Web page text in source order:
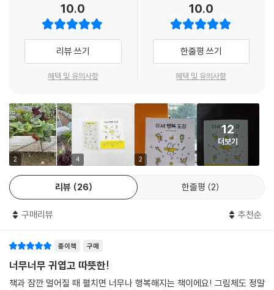
읽다 보면 자연스럽게 알게 됩니다. 행복은 대단한 결심 끝에 오는 것이 아
니라는 걸. 하늘이 파랗다는 걸 발견하는 것만큼이나 쉽게 찾아온다는 걸.
그래서 이 책은 단순히 읽는 책이 아니라, 자신의 행복을 다시 발견하게 만
드는 책에 가깝습니다.
이 책을 읽고 나면 분명 그냥 지나치던 풍경을 괜히 한 번 더 보게 될 것입
히 더 좋아하게 될 수도 있고, 그 빵 하나로 오늘 하루 행복하다고 외칠 힘
을 얻게 될 수 있습니다.
이 책을 읽은 뒤, 당신의 하루에 자꾸만 미세 행복이 눈에 띄기 시작한다면,
그때부터 당신만의 ‘미세 행복 도감’은 시작된 것인지도 모릅니다.
10.0
리뷰 쓰기
혜택 및 유의사항
10.0
한줄평 쓰기
혜택 및 유의사항
2 4 2
12
더보기
리뷰 26 한줄평 2
구매리뷰 추천순
종이책 구매
너무너무 귀엽고 따뜻한!
책과 잠깐 멀어질 때 펼치면 너무나 행복해지는 책이에요! 그림체도 정말